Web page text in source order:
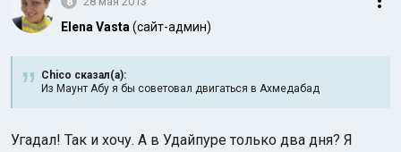
Elena Vasta (сайт-админ)
Chico сказал(а):
Из Маунт Абу я бы советовал двигаться в Ахмедабад
Угадал! Так и хочу. А в Удайпуре только два дня? Я